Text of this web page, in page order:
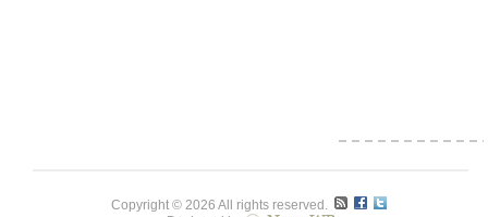
Copyright © 2026 All rights reserved.